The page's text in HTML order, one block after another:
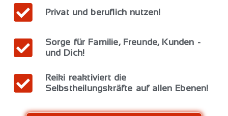
Privat und beruflich nutzen!
Sorge für Familie, Freunde, Kunden -
und Dich!
Reiki reaktiviert die
Selbstheilungskräfte auf allen Ebenen!